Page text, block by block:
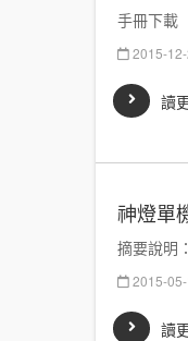
手冊下載
2015-
讀
神燈單
摘要說明
2015-
讀